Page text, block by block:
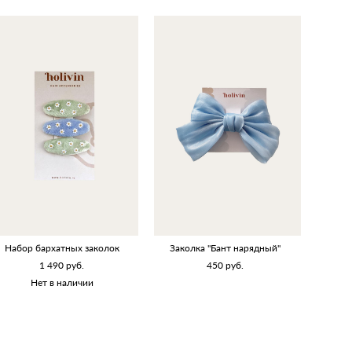
Набор бархатных заколок
1 490 pуб.
Нет в наличии
Заколка "Бант нарядный"
450 pуб.